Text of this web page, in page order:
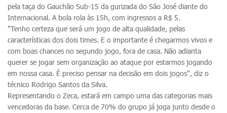
pela taça do Gauchão Sub-15 da gurizada do São José diante do
Internacional. A bola rola às 15h, com ingressos a R$ 5.
"Tenho certeza que será um jogo de alta qualidade, pelas
características dos dois times. E o importante é chegarmos vivos e
com boas chances no segundo jogo, fora de casa. Não adianta
querer se jogar sem organização ao ataque por estarmos jogando
em nossa casa. É preciso pensar na decisão em dois jogos", diz o
técnico Rodrigo Santos da Silva.
Representando o Zeca, estará em campo uma das categorias mais
vencedoras da base. Cerca de 70% do grupo já joga junto desde o